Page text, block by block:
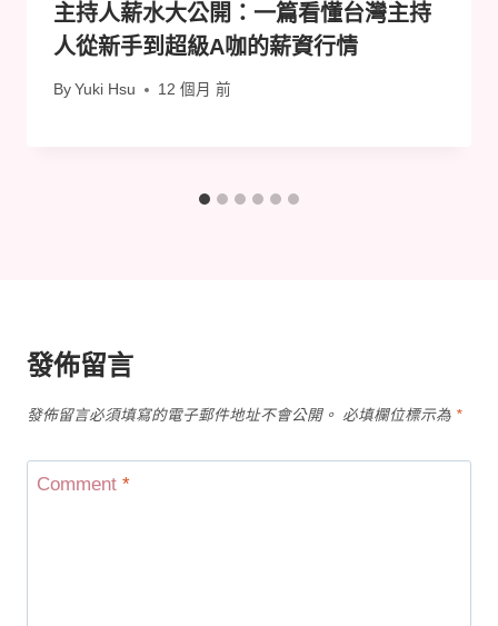
主持人薪水大公開：一篇看懂台灣主持
人從新手到超級A咖的薪資行情
By Yuki Hsu 12 個月 前
發佈留言
發佈留言必須填寫的電子郵件地址不會公開。 必填欄位標示為 *
Comment *